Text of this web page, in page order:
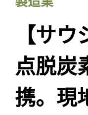
【サ
点脱炭
携。現